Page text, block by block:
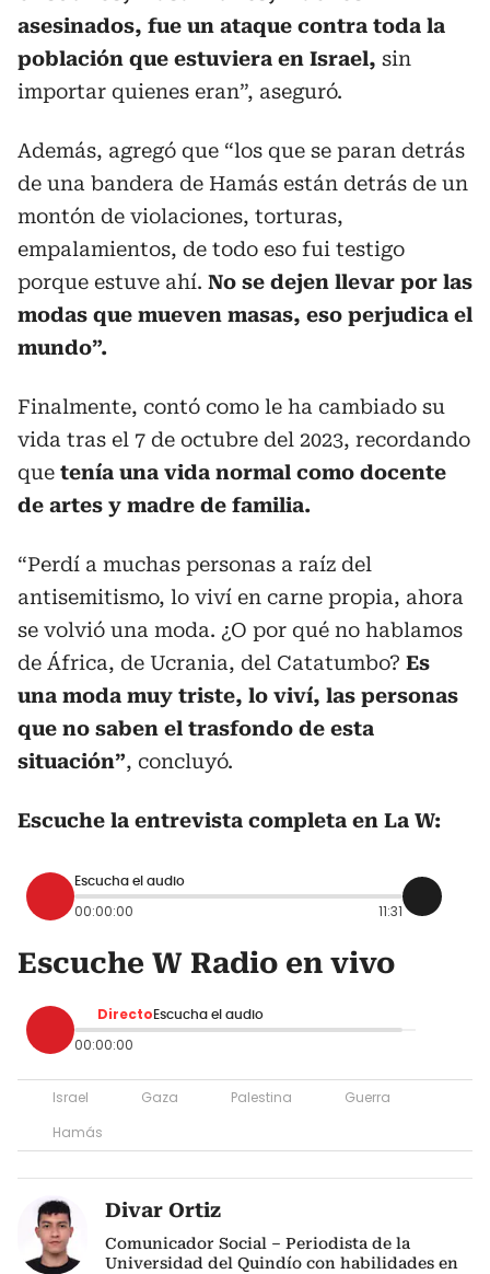
asesinados, fue un ataque contra toda la
población que estuviera en Israel, sin
importar quienes eran”, aseguró.
Además, agregó que “los que se paran detrás
de una bandera de Hamás están detrás de un
montón de violaciones, torturas,
empalamientos, de todo eso fui testigo
porque estuve ahí. No se dejen llevar por las
modas que mueven masas, eso perjudica el
mundo”.
Finalmente, contó como le ha cambiado su
vida tras el 7 de octubre del 2023, recordando
que tenía una vida normal como docente
de artes y madre de familia.
“Perdí a muchas personas a raíz del
antisemitismo, lo viví en carne propia, ahora
se volvió una moda. ¿O por qué no hablamos
de África, de Ucrania, del Catatumbo? Es
una moda muy triste, lo viví, las personas
que no saben el trasfondo de esta
situación”, concluyó.
Escuche la entrevista completa en La W:
Escucha el audio
00:00:00 11:31
Escuche W Radio en vivo
Directo Escucha el audio
00:00:00
Israel Gaza Palestina
Guerra
Hamás
Divar Ortiz
Comunicador Social – Periodista de la
Universidad del Quindío con habilidades en